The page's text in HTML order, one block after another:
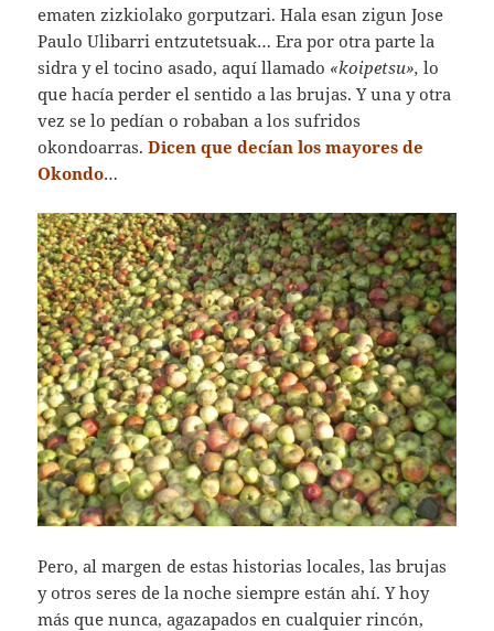
ematen zizkiolako gorputzari. Hala esan zigun Jose
Paulo Ulibarri entzutetsuak… Era por otra parte la
sidra y el tocino asado, aquí llamado «koipetsu», lo
que hacía perder el sentido a las brujas. Y una y otra
vez se lo pedían o robaban a los sufridos
okondoarras.Dicen que decían los mayores de
Okondo…
Pero, al margen de estas historias locales, las brujas
y otros seres de la noche siempre están ahí. Y hoy
más que nunca, agazapados en cualquier rincón,